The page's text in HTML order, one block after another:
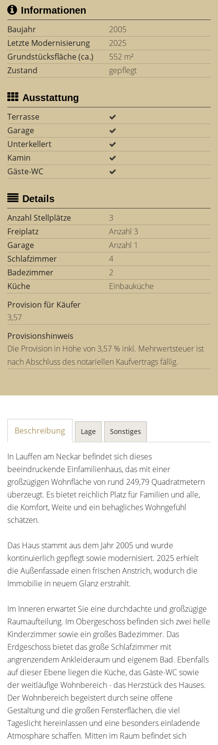
Informationen
Baujahr
2005
Letzte Modernisierung
2025
Grundstücksfläche (ca.)
552 m²
Zustand
gepflegt
Ausstattung
Terrasse
Garage
Unterkellert
Kamin
Gäste-WC
Details
Anzahl Stellplätze
3
Freiplatz
Anzahl 3
Garage
Anzahl 1
Schlafzimmer
4
Badezimmer
2
Küche
Einbauküche
Provision für Käufer
3,57
Provisionshinweis
Die Provision in Höhe von 3,57 % inkl. Mehrwertsteuer ist
nach Abschluss des notariellen Kaufvertrags fällig.
Beschreibung Lage Sonstiges
In Lauffen am Neckar befindet sich dieses
beeindruckende Einfamilienhaus, das mit einer
großzügigen Wohnfläche von rund 249,79 Quadratmetern
überzeugt. Es bietet reichlich Platz für Familien und alle,
die Komfort, Weite und ein behagliches Wohngefühl
schätzen.
Das Haus stammt aus dem Jahr 2005 und wurde
kontinuierlich gepflegt sowie modernisiert. 2025 erhielt
die Außenfassade einen frischen Anstrich, wodurch die
Immobilie in neuem Glanz erstrahlt.
Im Inneren erwartet Sie eine durchdachte und großzügige
Raumaufteilung. Im Obergeschoss befinden sich zwei helle
Kinderzimmer sowie ein großes Badezimmer. Das
Erdgeschoss bietet das große Schlafzimmer mit
angrenzendem Ankleideraum und eigenem Bad. Ebenfalls
auf dieser Ebene liegen die Küche, das Gäste-WC sowie
der weitläufige Wohnbereich - das Herzstück des Hauses.
Der Wohnbereich begeistert durch seine offene
Gestaltung und die großen Fensterflächen, die viel
Tageslicht hereinlassen und eine besonders einladende
Atmosphäre schaffen. Mitten im Raum befindet sich